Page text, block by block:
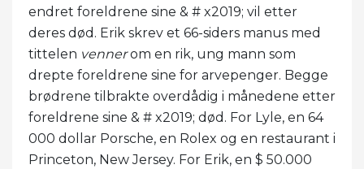
endret foreldrene sine & # x2019; vil etter
deres død. Erik skrev et 66-siders manus med
tittelen vennerom en rik, ung mann som
drepte foreldrene sine for arvepenger. Begge
brødrene tilbrakte overdådig i månedene etter
foreldrene sine & # x2019; død. For Lyle, en 64
000 dollar Porsche, en Rolex og en restaurant i
Princeton, New Jersey. For Erik, en $ 50.000